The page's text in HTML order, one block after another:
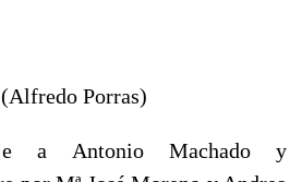
Porras)
a Antonio Machado y